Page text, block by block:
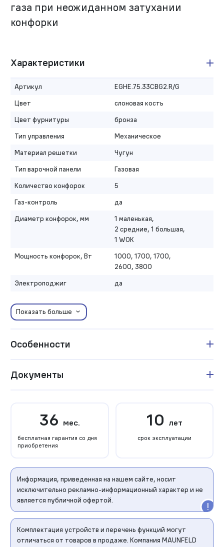
газа при неожиданном затухании
конфорки
Характеристики
Артикул
EGHE.75.33CBG2.R/G
Цвет
слоновая кость
Цвет фурнитуры
бронза
Тип управления
Механическое
Материал решетки
Чугун
Тип варочной панели
Газовая
Количество конфорок
5
Газ-контроль
да
Диаметр конфорок, мм
1 маленькая,
2 средние, 1 большая,
1 WOK
Мощность конфорок, Вт
1000, 1700, 1700,
2600, 3800
Электроподжиг
да
Показать больше
Особенности
Документы
36 мес.
бесплатная гарантия со дня
приобретения
10 лет
срок эксплуатации
Информация, приведенная на нашем сайте, носит
исключительно рекламно-информационный характер и не
является публичной офертой.
Комплектация устройств и перечень функций могут
отличаться от товаров в продаже. Компания MAUNFELD